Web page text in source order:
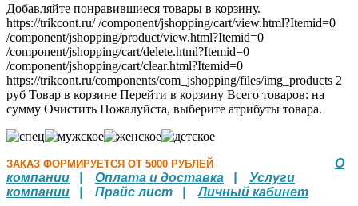
Добавляйте понравившиеся товары в корзину.
https://trikcont.ru/ /component/jshopping/cart/view.html?Itemid=0
/component/jshopping/product/view.html?Itemid=0
/component/jshopping/cart/delete.html?Itemid=0
/component/jshopping/cart/clear.html?Itemid=0
https://trikcont.ru/components/com_jshopping/files/img_products 2
руб Товар в корзине Перейти в корзину Всего товаров: на
сумму Очистить Пожалуйста, выберите атрибуты товара.
ЗАКАЗ ФОРМИРУЕТСЯ ОТ 5000 РУБЛЕЙ
О
компании
Оплата и доставка
Услуги
компании | Прайс лист |Личный кабинет